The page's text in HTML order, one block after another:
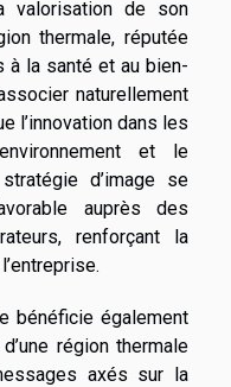
valorisation de son
thermale, réputée
la santé et au bien-
naturellement
l’innovation dans les
et le
d’image se
auprès des
renforçant la
bénéficie également
région thermale
axés sur la